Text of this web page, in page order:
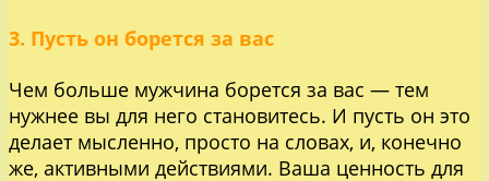
3. Пусть он борется за вас
Чем больше мужчина борется за вас — тем
нужнее вы для него становитесь. И пусть он это
делает мысленно, просто на словах, и, конечно
же, активными действиями. Ваша ценность для